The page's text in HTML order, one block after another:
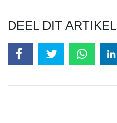
DEEL DIT ARTIKEL